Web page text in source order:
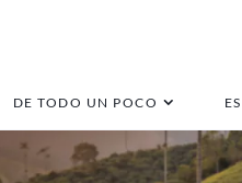
DE TODO UN POCO